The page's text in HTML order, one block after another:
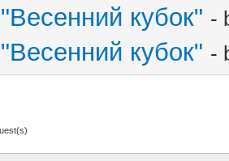
кубок" -
кубок" -